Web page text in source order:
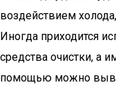
воздействием
Иногда приходится
средства очистки, а
помощью можно